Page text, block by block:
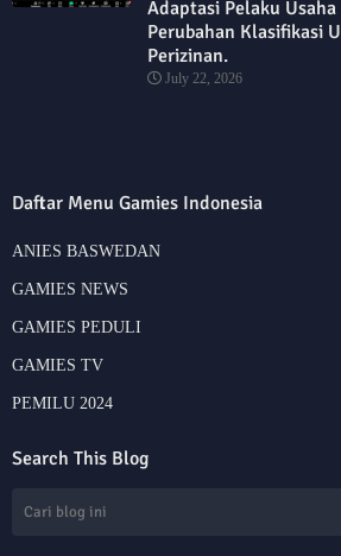
Adaptasi Pelaku
Perubahan Klasifikasi
Perizinan.
July 22, 2026
Daftar Menu Gamies Indonesia
ANIES BASWEDAN
GAMIES NEWS
GAMIES PEDULI
GAMIES TV
PEMILU 2024
Search This Blog